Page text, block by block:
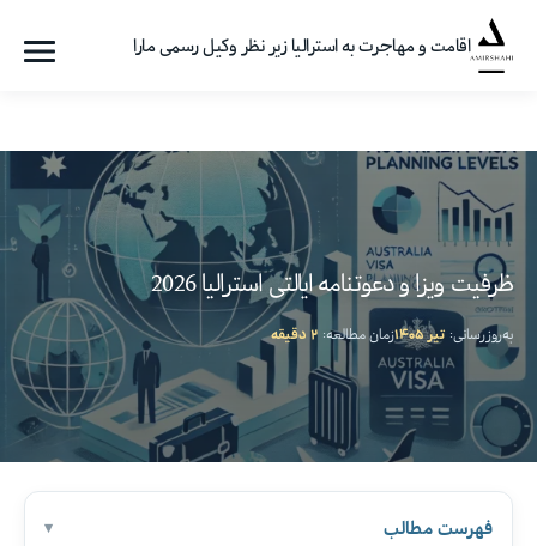
اقامت و مهاجرت به استرالیا زیر نظر وکیل رسمی مارا
ظرفیت ویزا و دعوتنامه ایالتی استرالیا 2026
به‌روزرسانی: تیر ۱۴۰۵ زمان مطالعه: ۲ دقیقه
فهرست مطالب